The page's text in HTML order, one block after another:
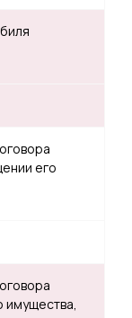
его
имущества,